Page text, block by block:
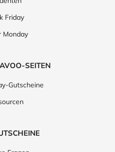
Friday
Monday
SEITEN
Gutscheine